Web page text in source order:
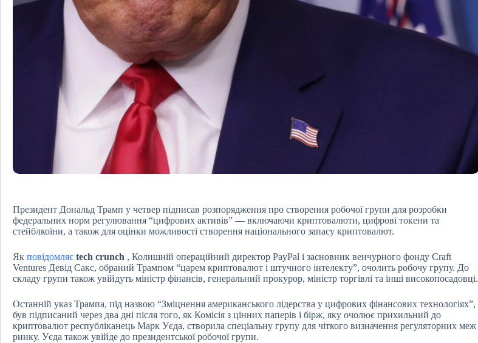
Президент Дональд Трамп у четвер підписав розпорядження про створення робочої групи для розробки
федеральних норм регулювання “цифрових активів” — включаючи криптовалюти, цифрові токени та
стейблкоїни, а також для оцінки можливості створення національного запасу криптовалют.
Як повідомляє tech crunch , Колишній операційний директор PayPal і засновник венчурного фонду Craft
Ventures Девід Сакс, обраний Трампом “царем криптовалют і штучного інтелекту”, очолить робочу групу. До
складу групи також увійдуть міністр фінансів, генеральний прокурор, міністр торгівлі та інші високопосадовці.
Останній указ Трампа, під назвою “Зміцнення американського лідерства у цифрових фінансових технологіях”,
був підписаний через два дні після того, як Комісія з цінних паперів і бірж, яку очолює прихильний до
криптовалют республіканець Марк Уєда, створила спеціальну групу для чіткого визначення регуляторних меж
ринку. Уєда також увійде до президентської робочої групи.